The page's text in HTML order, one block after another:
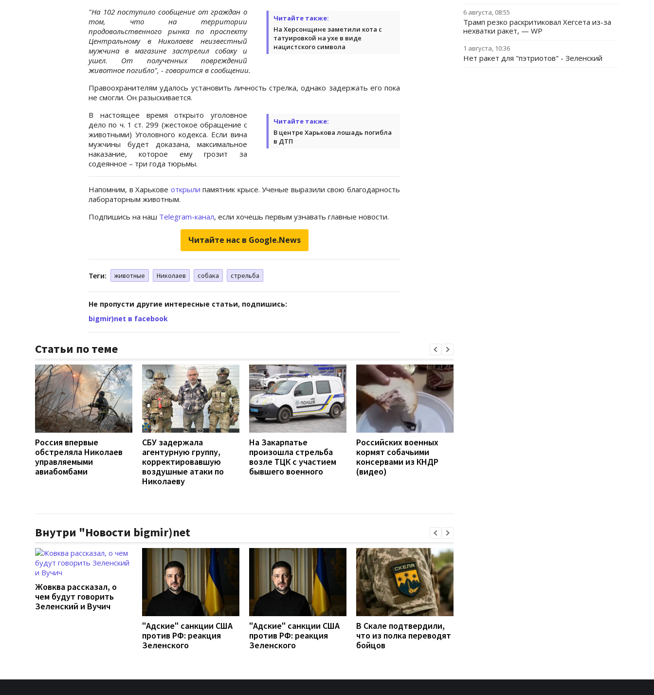
Читайте также:
На Херсонщине заметили кота с
татуировкой на ухе в виде
нацистского символа
"На 102 поступило сообщение от граждан о
том, что на территории
продовольственного рынка по проспекту
Центральному в Николаеве неизвестный
мужчина в магазине застрелил собаку и
ушел. От полученных повреждений
животное погибло", - говорится в сообщении.
Правоохранителям удалось установить личность стрелка, однако задержать его пока
не смогли. Он разыскивается.
Читайте также:
В центре Харькова лошадь погибла
в ДТП
В настоящее время открыто уголовное
дело по ч. 1 ст. 299 (жестокое обращение с
животными) Уголовного кодекса. Если вина
мужчины будет доказана, максимальное
наказание, которое ему грозит за
содеянное – три года тюрьмы.
Напомним, в Харькове открыли памятник крысе. Ученые выразили свою благодарность
лабораторным животным.
Подпишись на наш Telegram-канал, если хочешь первым узнавать главные новости.
Читайте нас в Google.News
Теги: животные Николаев собака стрельба
Не пропусти другие интересные статьи, подпишись:
bigmir)net в facebook
Статьи по теме
Россия впервые
обстреляла Николаев
управляемыми
авиабомбами
СБУ задержала
агентурную группу,
корректировавшую
воздушные атаки по
Николаеву
На Закарпатье
произошла стрельба
возле ТЦК с участием
бывшего военного
Российских военных
кормят собачьими
консервами из КНДР
(видео)
Внутри "Новости bigmir)net
Жовква рассказал, о
чем будут говорить
Зеленский и Вучич
"Адские" санкции США
против РФ: реакция
Зеленского
"Адские" санкции США
против РФ: реакция
Зеленского
В Скале подтвердили,
что из полка переводят
бойцов
6 августа, 08:55
Трамп резко раскритиковал Хегсета из-за
нехватки ракет, — WP
1 августа, 10:36
Нет ракет для "пэтриотов" - Зеленский